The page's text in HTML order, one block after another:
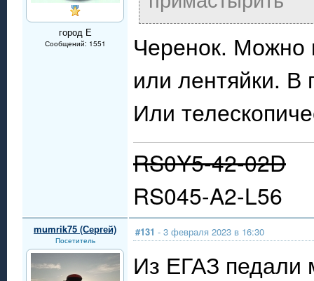
город Е
Сообщений: 1551
Черенок. Можно
или лентяйки. В
Или
RS0Y5-42-02D
RS045-A2-L56
mumrik75 (Сергей)
Посетитель
#131 - 3 февраля 2023 в 16:30
Из ЕГАЗ педали